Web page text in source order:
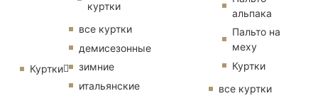
куртки
Куртки
все куртки
демисезонные
зимние
итальянские
альпака
Пальто на
меху
Куртки
все куртки